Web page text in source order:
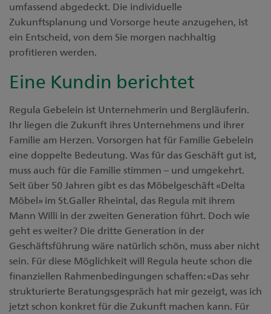
umfassend abgedeckt. Die individuelle
Zukunftsplanung und Vorsorge heute anzugehen, ist
ein Entscheid, von dem Sie morgen nachhaltig
proﬁtieren werden.
Eine Kundin berichtet
Regula Gebelein ist Unternehmerin und Bergläuferin.
Ihr liegen die Zukunft ihres Unternehmens und ihrer
Familie am Herzen. Vorsorgen hat für Familie Gebelein
eine doppelte Bedeutung. Was für das Geschäft gut ist,
muss auch für die Familie stimmen – und umgekehrt.
Seit über 50 Jahren gibt es das Möbelgeschäft «Delta
Möbel» im St.Galler Rheintal, das Regula mit ihrem
Mann Willi in der zweiten Generation führt. Doch wie
geht es weiter? Die dritte Generation in der
Geschäftsführung wäre natürlich schön, muss aber nicht
sein. Für diese Möglichkeit will Regula heute schon die
finanziellen Rahmenbedingungen schaffen: «Das sehr
strukturierte Beratungsgespräch hat mir gezeigt, was ich
jetzt schon konkret für die Zukunft machen kann. Für